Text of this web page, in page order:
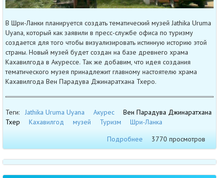
В Шри-Ланки планируется создать тематический музей Jathika Uruma
Uyana, который как заявили в пресс-службе офиса по туризму
создается для того чтобы визуализировать истинную историю этой
страны. Новый музей будет создан на базе древнего храма
Кахавилгода в Акурессе. Так же добавим, что идея создания
тематического музея принадлежит главному настоятелю храма
Кахавилгода Вен Парадува Джинаратхана Тхеро.
Теги: Jathika Uruma Uyana Акурес
Вен Парадува Джинаратхана
Тхер
Кахавилгод музей Туризм
Шри-Ланка
Подробнее
3770 просмотров